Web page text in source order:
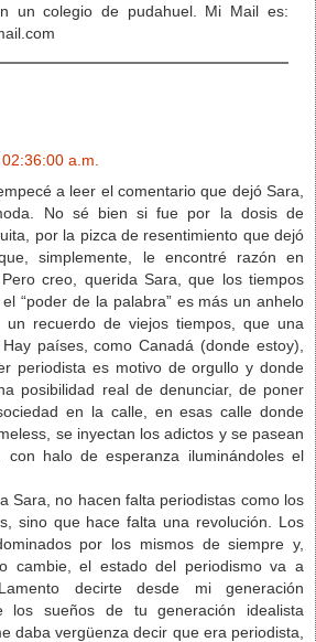
un colegio de pudahuel. Mi Mail es:
a.m.
a leer el comentario que dejó Sara,
No sé bien si fue por la dosis de
por la pizca de resentimiento que dejó
simplemente, le encontré razón en
creo, querida Sara, que los tiempos
“poder de la palabra” es más un anhelo
recuerdo de viejos tiempos, que una
países, como Canadá (donde estoy),
periodista es motivo de orgullo y donde
posibilidad real de denunciar, de poner
en la calle, en esas calle donde
se inyectan los adictos y se pasean
con halo de esperanza iluminándoles el
Sara, no hacen falta periodistas como los
sino que hace falta una revolución. Los
por los mismos de siempre y,
cambie, el estado del periodismo va a
decirte desde mi generación
los sueños de tu generación idealista
daba vergüenza decir que era periodista,